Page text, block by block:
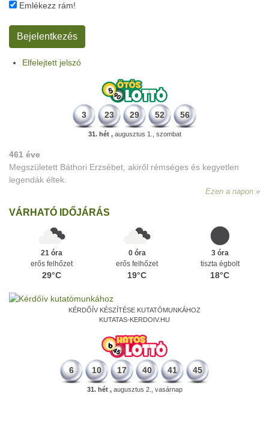
Emlékezz rám!
Elfelejtett jelszó
3 23 29 52 56
31. hét ,augusztus 1., szombat
461 éve
Megszületett Báthori Erzsébet, akiről rémséges és kegyetlen
legendák éltek.
Ezen a napon
VÁRHATÓ IDŐJÁRÁS
21 óra
erős felhőzet
29°C
0 óra
erős felhőzet
19°C
3 óra
tiszta égbolt
18°C
KÉRDŐÍV KÉSZÍTÉSE KUTATÓMUNKÁHOZ
KUTATAS-KERDOIV.HU
6 10 17 40 41 45
31. hét ,augusztus 2., vasárnap